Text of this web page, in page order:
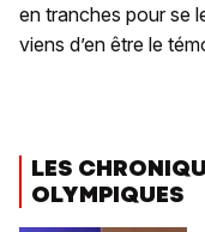
en tranches pour se
viens d’en être le
LES
OLYMPIQUES